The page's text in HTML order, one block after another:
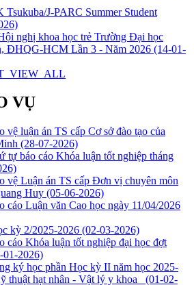
J-PARC Summer Student
nghị khoa học trẻ Trường Đại học
ĐHQG-HCM Lần 3 - Năm 2026 (14-01-
VỤ
vệ luận án TS cấp Cơ sở đào tạo của
(28-07-2026)
tự báo cáo Khóa luận tốt nghiệp tháng
vệ Luận án TS cấp Đơn vị chuyên môn
Huy (05-06-2026)
cáo Luận văn Cao học ngày 11/04/2026
kỳ 2/2025-2026 (02-03-2026)
cáo Khóa luận tốt nghiệp đại học đợt
01-2026)
ký học phần Học kỳ II năm học 2025-
thuật hạt nhân - Vật lý y khoa (01-02-